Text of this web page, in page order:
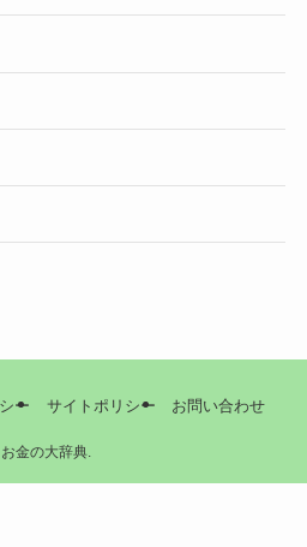
ー サイトポリシー お問い合わせ
金の大辞典.